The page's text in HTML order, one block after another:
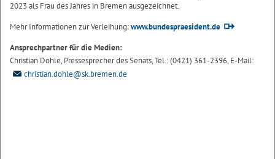
2023 als Frau des Jahres in Bremen ausgezeichnet.
Mehr Informationen zur Verleihung:www.bundespraesident.de
Ansprechpartner für die Medien:
Christian Dohle, Pressesprecher des Senats, Tel.: (0421) 361-2396, E-Mail:
christian.dohle@sk.bremen.de